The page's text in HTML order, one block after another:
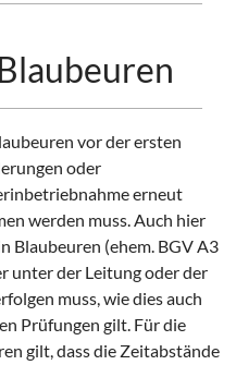
vor der ersten
oder
erneut
werden muss. Auch hier
Blaubeuren (ehem. BGV A3
unter der Leitung oder der
muss, wie dies auch
Prüfungen gilt. Für die
gilt, dass die Zeitabstände